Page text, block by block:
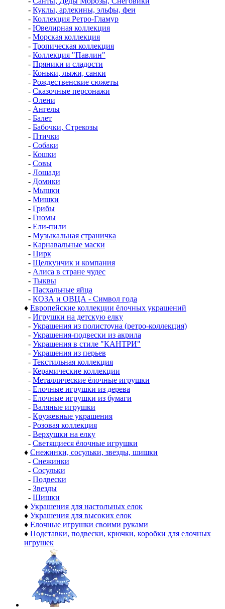
- Куклы, арлекины, эльфы, феи
- Коллекция Ретро-Гламур
- Ювелирная коллекция
- Морская коллекция
- Тропическая коллекция
- Коллекция "Павлин"
- Пряники и сладости
- Коньки, лыжи, санки
- Рождественские сюжеты
- Сказочные персонажи
- Олени
- Ангелы
- Балет
- Бабочки, Стрекозы
- Птички
- Собаки
- Кошки
- Совы
- Лошади
- Домики
- Мышки
- Мишки
- Грибы
- Гномы
- Ели-пили
- Музыкальная страничка
- Карнавальные маски
- Цирк
- Щелкунчик и компания
- Алиса в стране чудес
- Тыквы
- Пасхальные яйца
- КОЗА и ОВЦА - Символ года
♦ Европейские коллекции ёлочных украшений
- Игрушки на детскую елку
- Украшения из полистоуна (ретро-коллекция)
- Украшения-подвески из акрила
- Украшения в стиле "КАНТРИ"
- Украшения из перьев
- Текстильная коллекция
- Керамические коллекции
- Металлические ёлочные игрушки
- Елочные игрушки из дерева
- Елочные игрушки из бумаги
- Валяные игрушки
- Кружевные украшения
- Розовая коллекция
- Верхушки на елку
- Светящиеся ёлочные игрушки
♦ Снежинки, сосульки, звезды, шишки
- Снежинки
- Сосульки
- Подвески
- Звезды
- Шишки
♦ Украшения для настольных елок
♦ Украшения для высоких елок
♦ Елочные игрушки своими руками
♦ Подставки, подвески, крючки, коробки для елочных
игрушек